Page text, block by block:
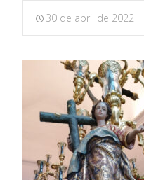
30 de abril de 2022